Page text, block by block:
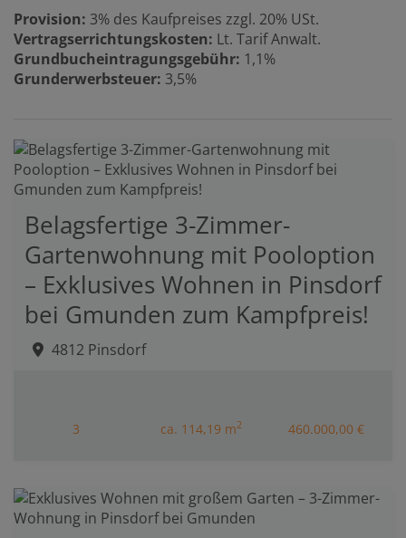
Provision: 3% des Kaufpreises zzgl. 20% USt.
Vertragserrichtungskosten: Lt. Tarif Anwalt.
Grundbucheintragungsgebühr: 1,1%
Grunderwerbsteuer: 3,5%
Belagsfertige 3-Zimmer-
Gartenwohnung mit Pooloption
– Exklusives Wohnen in Pinsdorf
bei Gmunden zum Kampfpreis!
4812 Pinsdorf
3 ca. 114,19 m2 460.000,00 €